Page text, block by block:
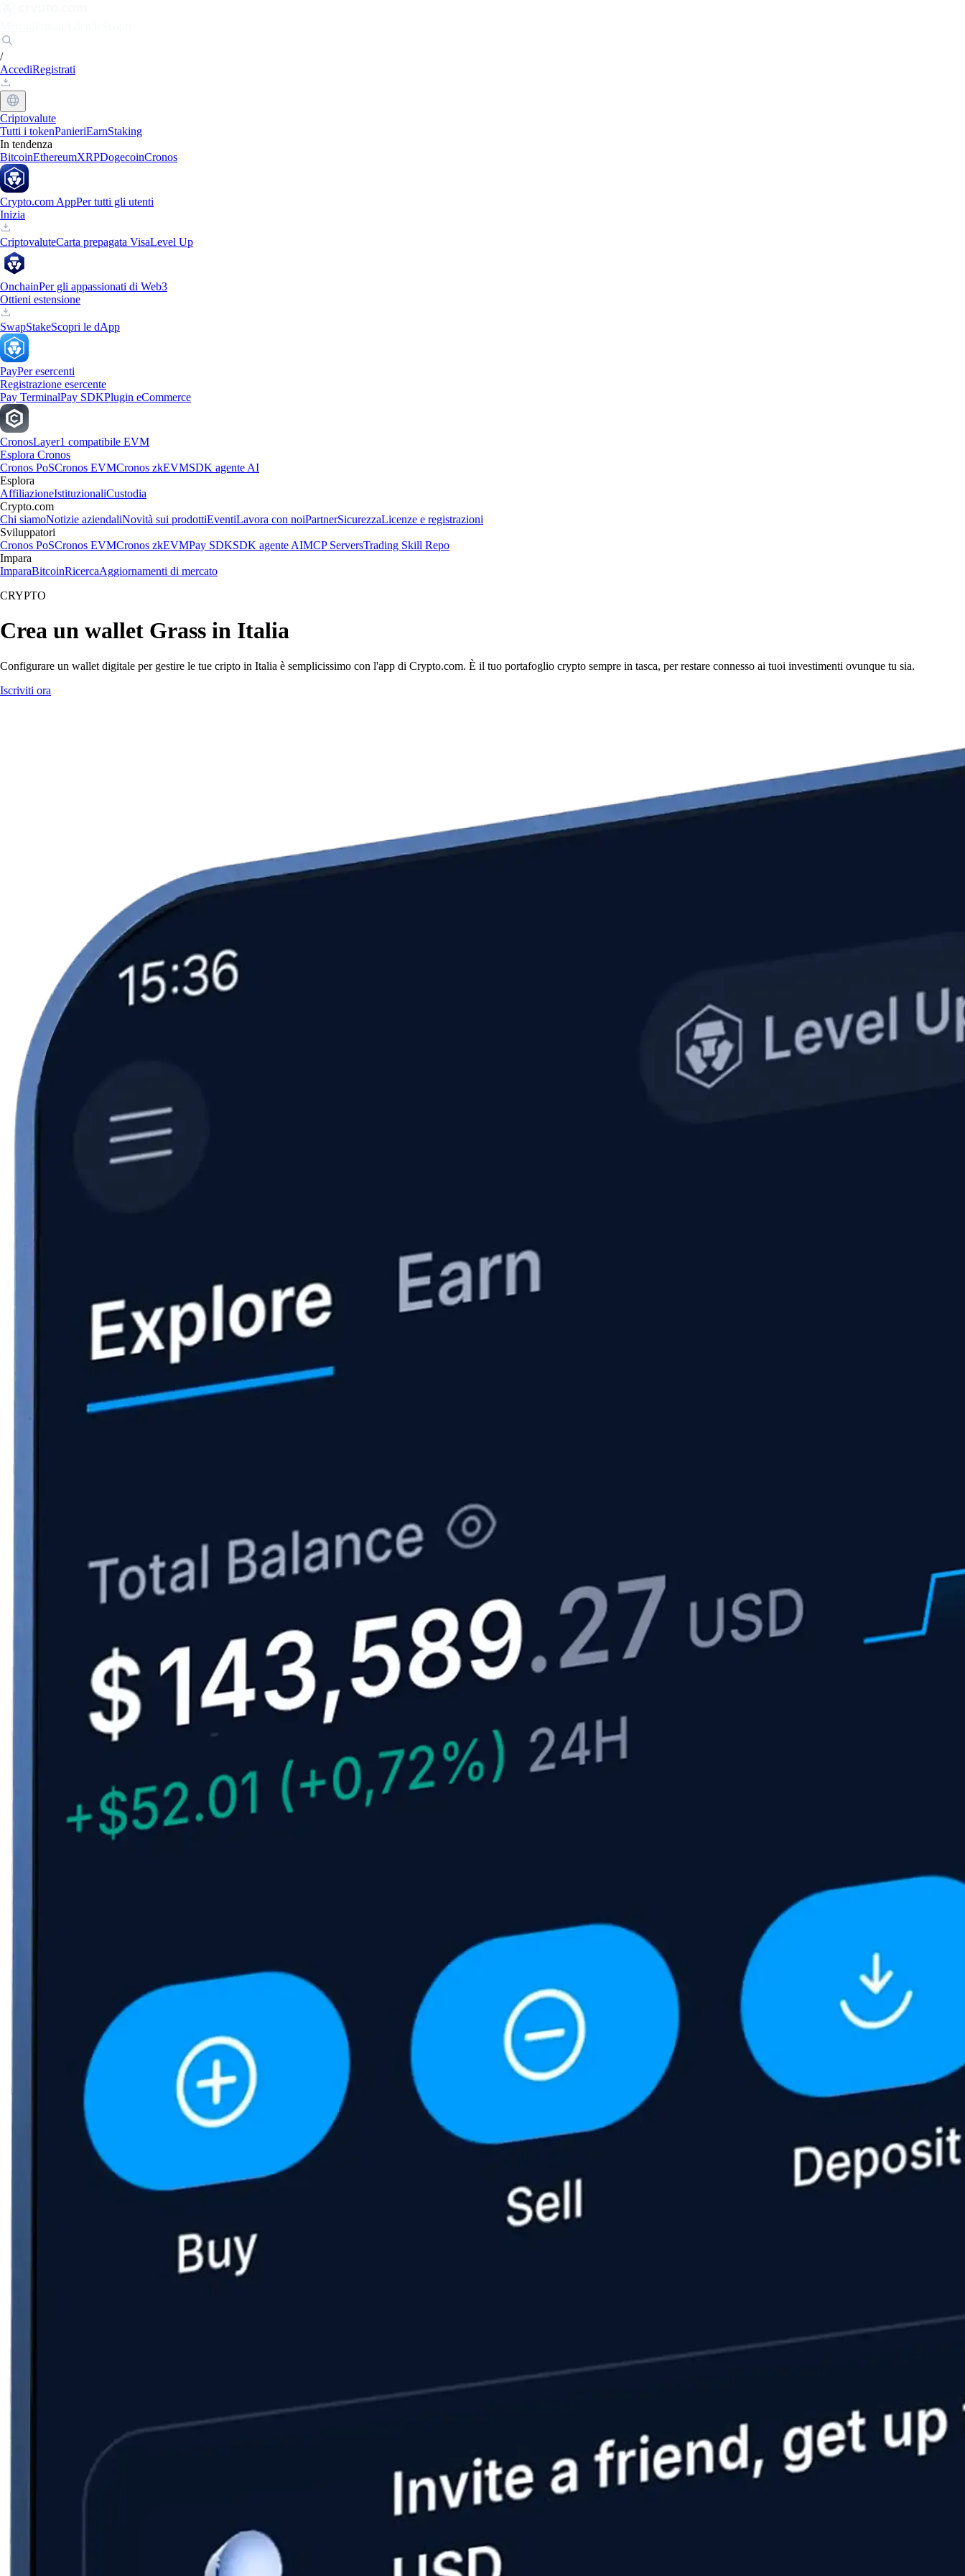
/
AccediRegistrati
Criptovalute
Tutti i tokenPanieriEarnStaking
In tendenza
BitcoinEthereumXRPDogecoinCronos
Crypto.com AppPer tutti gli utenti
Inizia
CriptovaluteCarta prepagata VisaLevel Up
OnchainPer gli appassionati di Web3
Ottieni estensione
SwapStakeScopri le dApp
PayPer esercenti
Registrazione esercente
Pay TerminalPay SDKPlugin eCommerce
CronosLayer1 compatibile EVM
Esplora Cronos
Cronos PoSCronos EVMCronos zkEVMSDK agente AI
Esplora
AffiliazioneIstituzionaliCustodia
Crypto.com
Chi siamoNotizie aziendaliNovità sui prodottiEventiLavora con noiPartnerSicurezzaLicenze e registrazioni
Sviluppatori
Cronos PoSCronos EVMCronos zkEVMPay SDKSDK agente AIMCP ServersTrading Skill Repo
Impara
ImparaBitcoinRicercaAggiornamenti di mercato
CRYPTO
Crea un wallet Grass in Italia
Configurare un wallet digitale per gestire le tue cripto in Italia è semplicissimo con l'app di Crypto.com. È il tuo portafoglio crypto sempre in tasca, per restare connesso ai tuoi investimenti ovunque tu sia.
Iscriviti ora